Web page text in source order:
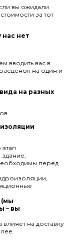
вы ожидали
за тот
нет
вводить вас в
на один и
на разных
здание;
перед
(мы
– вы
на доставку